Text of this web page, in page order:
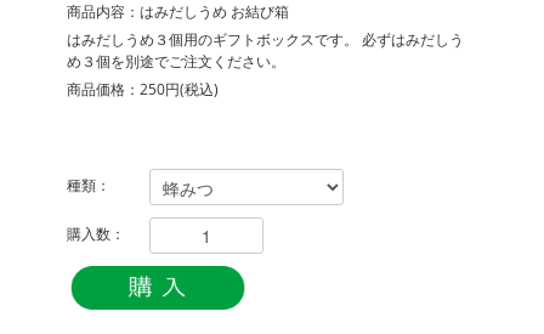
商品内容：はみだしうめ お結び箱
はみだしうめ３個用のギフトボックスです。 必ずはみだしう
め３個を別途でご注文ください。
商品価格：250円(税込)
種類：
購入数：